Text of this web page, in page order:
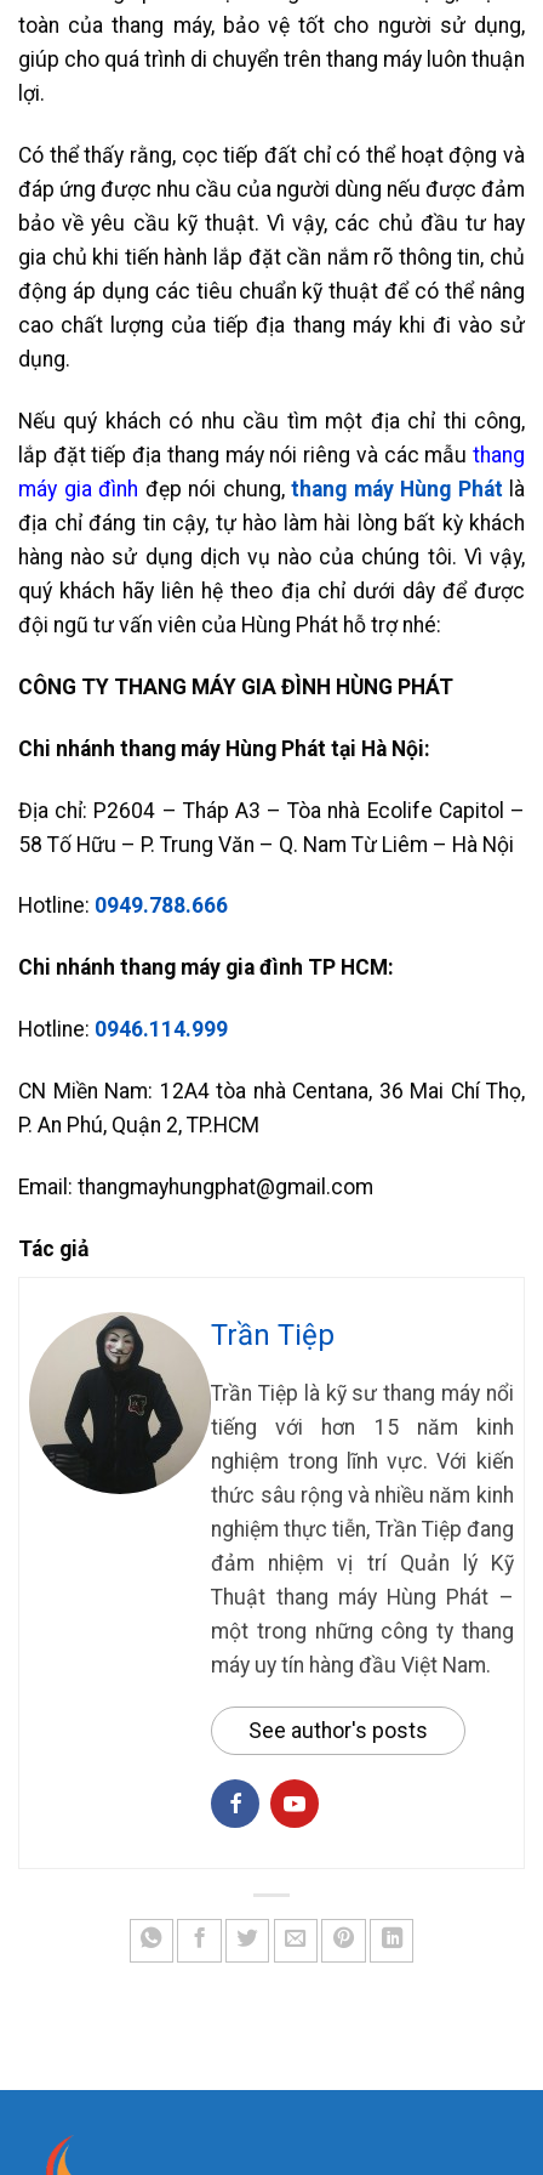
toàn của thang máy, bảo vệ tốt cho người sử dụng,
giúp cho quá trình di chuyển trên thang máy luôn thuận
lợi.
Có thể thấy rằng, cọc tiếp đất chỉ có thể hoạt động và
đáp ứng được nhu cầu của người dùng nếu được đảm
bảo về yêu cầu kỹ thuật. Vì vậy, các chủ đầu tư hay
gia chủ khi tiến hành lắp đặt cần nắm rõ thông tin, chủ
động áp dụng các tiêu chuẩn kỹ thuật để có thể nâng
cao chất lượng của tiếp địa thang máy khi đi vào sử
dụng.
Nếu quý khách có nhu cầu tìm một địa chỉ thi công,
lắp đặt tiếp địa thang máy nói riêng và các mẫu thang
máy gia đình đẹp nói chung, thang máy Hùng Phátlà
địa chỉ đáng tin cậy, tự hào làm hài lòng bất kỳ khách
hàng nào sử dụng dịch vụ nào của chúng tôi. Vì vậy,
quý khách hãy liên hệ theo địa chỉ dưới dây để được
đội ngũ tư vấn viên của Hùng Phát hỗ trợ nhé:
CÔNG TY THANG MÁY GIA ĐÌNH HÙNG PHÁT
Chi nhánh thang máy Hùng Phát tại Hà Nội:
Địa chỉ: P2604 – Tháp A3 – Tòa nhà Ecolife Capitol –
58 Tố Hữu – P. Trung Văn – Q. Nam Từ Liêm – Hà Nội
Hotline: 0949.788.666
Chi nhánh thang máy gia đình TP HCM:
Hotline: 0946.114.999
CN Miền Nam: 12A4 tòa nhà Centana, 36 Mai Chí Thọ,
P. An Phú, Quận 2, TP.HCM
Email: thangmayhungphat@gmail.com
Tác giả
Trần Tiệp
Trần Tiệp là kỹ sư thang máy nổi
tiếng với hơn 15 năm kinh
nghiệm trong lĩnh vực. Với kiến
thức sâu rộng và nhiều năm kinh
nghiệm thực tiễn, Trần Tiệp đang
đảm nhiệm vị trí Quản lý Kỹ
Thuật thang máy Hùng Phát –
một trong những công ty thang
máy uy tín hàng đầu Việt Nam.
See author's posts